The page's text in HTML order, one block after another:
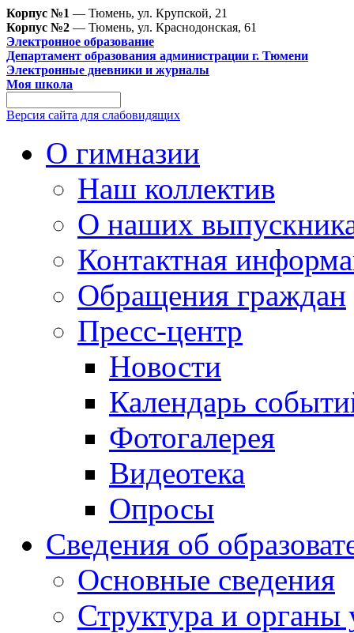
Корпус №1 — Тюмень, ул. Крупской, 21
Корпус №2 — Тюмень, ул. Краснодонская, 61
Электронное образование
Департамент образования администрации г. Тюмени
Электронные дневники и журналы
Моя школа
Версия сайта для слабовидящих
О гимназии
Наш коллектив
О наших
Контактная
Обращения граждан
Пресс-центр
Новости
Календарь
Фотогалерея
Видеотека
Опросы
Сведения об
Основные сведения
Структура и органы